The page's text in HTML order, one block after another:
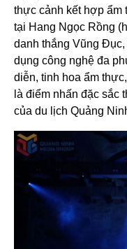
thực cảnh kết hợp ẩm
tại Hang Ngọc Rồng
danh thắng Vũng
dụng công nghệ đa
diễn, tinh hoa ẩm
là điểm nhấn đặc sắc
của du lịch Quảng